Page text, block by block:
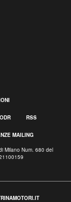
ODR RSS
MAILING
Milano Num. 680 del